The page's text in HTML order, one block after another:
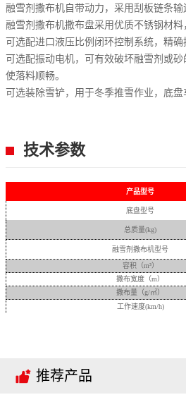
融雪剂撒布机自带动力，采用刮板链条输
融雪剂撒布机撒布盘采用优质不锈钢材料
可选配进口液压比例闭环控制系统，精确
可选配振动电机，可有效破坏融雪剂或砂
使落料顺畅。
可选装除雪铲，用于冬季推雪作业，底盘
技术参数
产品型号
底盘型号
总质量(kg)
融雪剂撒布机型号
容积（m³）
撒布宽度（m）
撒布量（g/㎡）
工作速度(km/h)
 推荐产品